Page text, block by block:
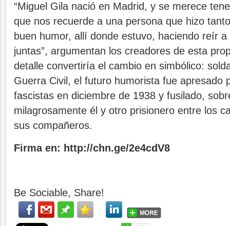
“Miguel Gila nació en Madrid, y se merece
que nos recuerde a una persona que hizo
buen humor, allí donde estuvo, haciendo reír
juntas”, argumentan los creadores de esta
detalle convertiría el cambio en simbólico:
Guerra Civil, el futuro humorista fue apresado
fascistas en diciembre de 1938 y fusilado,
milagrosamente él y otro prisionero entre los
sus compañeros.
Firma en: http://chn.ge/2e4cdV8
Be Sociable, Share!